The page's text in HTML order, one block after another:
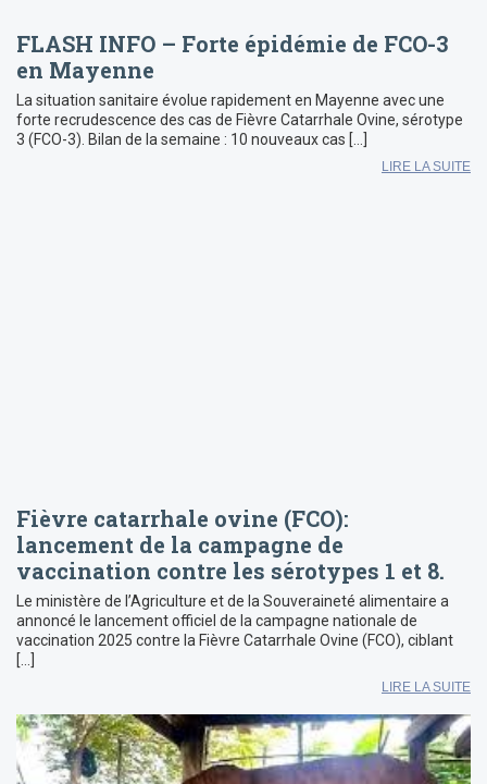
FLASH INFO – Forte épidémie de FCO-3
en Mayenne
La situation sanitaire évolue rapidement en Mayenne avec une
forte recrudescence des cas de Fièvre Catarrhale Ovine, sérotype
3 (FCO-3). Bilan de la semaine : 10 nouveaux cas […]
LIRE LA SUITE
Fièvre catarrhale ovine (FCO):
lancement de la campagne de
vaccination contre les sérotypes 1 et 8.
Le ministère de l’Agriculture et de la Souveraineté alimentaire a
annoncé le lancement officiel de la campagne nationale de
vaccination 2025 contre la Fièvre Catarrhale Ovine (FCO), ciblant
[…]
LIRE LA SUITE